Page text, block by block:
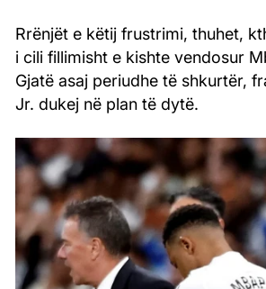
Rrënjët e këtij frustrimi, thuhet,
i cili fillimisht e kishte vendosur
Gjatë asaj periudhe të shkurtër,
Jr. dukej në plan të dytë.